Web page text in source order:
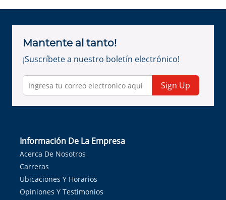
Mantente al tanto!
¡Suscríbete a nuestro boletín electrónico!
Sign Up
Información De La Empresa
Acerca De Nosotros
Carreras
Ubicaciones Y Horarios
Opiniones Y Testimonios